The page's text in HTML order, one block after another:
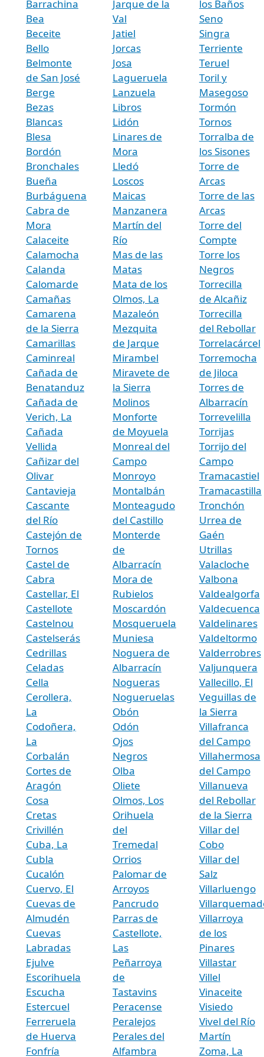
Barrachina
Bea
Beceite
Bello
Belmonte
de San José
Berge
Bezas
Blancas
Blesa
Bordón
Bronchales
Bueña
Burbáguena
Cabra de
Mora
Calaceite
Calamocha
Calanda
Calomarde
Camañas
Camarena
de la Sierra
Camarillas
Caminreal
Cañada de
Benatanduz
Cañada de
Verich, La
Cañada
Vellida
Cañizar del
Olivar
Cantavieja
Cascante
del Río
Castejón de
Tornos
Castel de
Cabra
Castellar, El
Castellote
Castelnou
Castelserás
Cedrillas
Celadas
Cella
Cerollera,
La
Codoñera,
La
Corbalán
Cortes de
Aragón
Cosa
Cretas
Crivillén
Cuba, La
Cubla
Cucalón
Cuervo, El
Cuevas de
Almudén
Cuevas
Labradas
Ejulve
Escorihuela
Escucha
Estercuel
Ferreruela
de Huerva
Fonfría
Jarque de la
Val
Jatiel
Jorcas
Josa
Lagueruela
Lanzuela
Libros
Lidón
Linares de
Mora
Lledó
Loscos
Maicas
Manzanera
Martín del
Río
Mas de las
Matas
Mata de los
Olmos, La
Mazaleón
Mezquita
de Jarque
Mirambel
Miravete de
la Sierra
Molinos
Monforte
de Moyuela
Monreal del
Campo
Monroyo
Montalbán
Monteagudo
del Castillo
Monterde
de
Albarracín
Mora de
Rubielos
Moscardón
Mosqueruela
Muniesa
Noguera de
Albarracín
Nogueras
Nogueruelas
Obón
Odón
Ojos
Negros
Olba
Oliete
Olmos, Los
Orihuela
del
Tremedal
Orrios
Palomar de
Arroyos
Pancrudo
Parras de
Castellote,
Las
Peñarroya
de
Tastavins
Peracense
Peralejos
Perales del
Alfambra
los Baños
Seno
Singra
Terriente
Teruel
Toril y
Masegoso
Tormón
Tornos
Torralba de
los Sisones
Torre de
Arcas
Torre de las
Arcas
Torre del
Compte
Torre los
Negros
Torrecilla
de Alcañiz
Torrecilla
del Rebollar
Torrelacárcel
Torremocha
de Jiloca
Torres de
Albarracín
Torrevelilla
Torrijas
Torrijo del
Campo
Tramacastiel
Tramacastilla
Tronchón
Urrea de
Gaén
Utrillas
Valacloche
Valbona
Valdealgorfa
Valdecuenca
Valdelinares
Valdeltormo
Valderrobres
Valjunquera
Vallecillo, El
Veguillas de
la Sierra
Villafranca
del Campo
Villahermosa
del Campo
Villanueva
del Rebollar
de la Sierra
Villar del
Cobo
Villar del
Salz
Villarluengo
Villarroya
de los
Pinares
Villastar
Villel
Vinaceite
Visiedo
Vivel del Río
Martín
Zoma, La